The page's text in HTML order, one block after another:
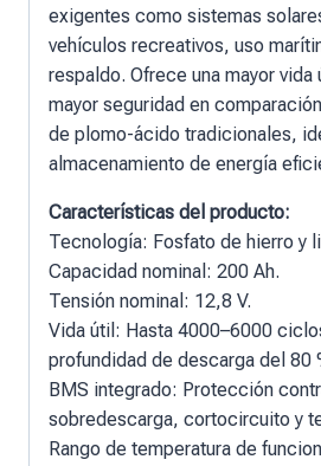
exigentes como sistemas
vehículos recreativos, uso
respaldo. Ofrece una mayor vida
mayor seguridad en
de plomo-ácido tradicionales,
almacenamiento de energía
Características del producto:
Tecnología: Fosfato de hierro y
Capacidad nominal: 200 Ah.
Tensión nominal: 12,8 V.
Vida útil: Hasta 4000–6000
profundidad de descarga del 80
BMS integrado: Protección
sobredescarga, cortocircuito y
Rango de temperatura de